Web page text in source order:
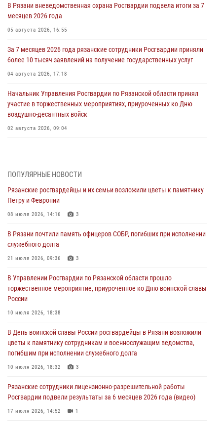
В Рязани вневедомственная охрана Росгвардии подвела итоги за 7
месяцев 2026 года
05 августа 2026, 16:55
За 7 месяцев 2026 года рязанские сотрудники Росгвардии приняли
более 10 тысяч заявлений на получение государственных услуг
04 августа 2026, 17:18
Начальник Управления Росгвардии по Рязанской области принял
участие в торжественных мероприятиях, приуроченных ко Дню
воздушно-десантных войск
02 августа 2026, 09:04
Для детей рязанских росгвардейцев в историческом музее провели
экскурсию по экспозиции, посвящённой губернской эпохе
В Управлении Росгвардии по Рязанской области состоялось
награждение военнослужащих государственными наградами
Рязанским росгвардейцам провели лекции о Крещении Руси
гражданства Российской Федерации за нарушение
законодательства
27 июля 2026, 15:26
ПОПУЛЯРНЫЕ НОВОСТИ
Рязанские росгвардейцы и их семьи возложили цветы к памятнику
Петру и Февронии
08 июля 2026, 14:16 3
В Рязани почтили память офицеров СОБР, погибших при исполнении
служебного долга
21 июля 2026, 09:36 3
В Управлении Росгвардии по Рязанской области прошло
торжественное мероприятие, приуроченное ко Дню воинской славы
России
10 июля 2026, 18:38
В День воинской славы России росгвардейцы в Рязани возложили
цветы к памятнику сотрудникам и военнослужащим ведомства,
погибшим при исполнении служебного долга
10 июля 2026, 18:32 3
Рязанские сотрудники лицензионно-разрешительной работы
Росгвардии подвели результаты за 6 месяцев 2026 года (видео)
17 июля 2026, 14:52 1